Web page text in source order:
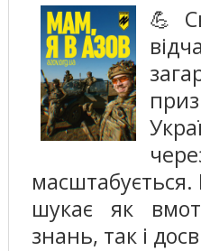
масштабується.
шукає як
знань, так і